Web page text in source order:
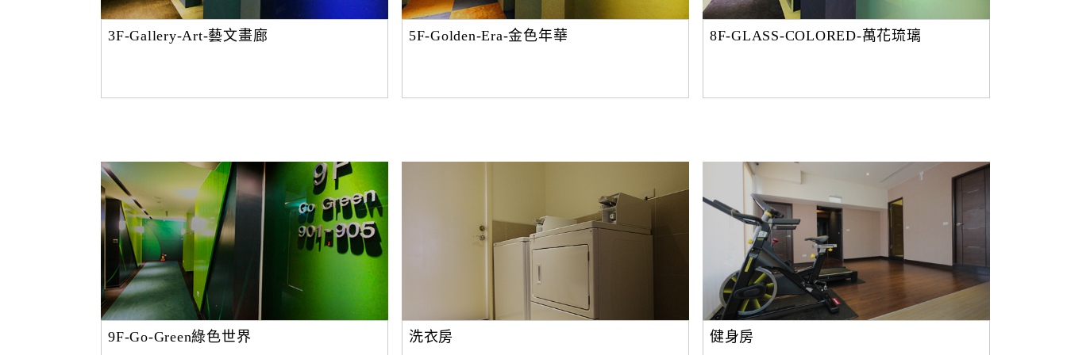
3F-Gallery-Art-藝文畫廊 5F-Golden-Era-金色年華 8F-GLASS-COLORED-萬花琉璃
9F-Go-Green綠色世界 洗衣房 健身房